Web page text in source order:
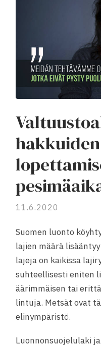
hakkuiden
11.6.2020
Suomen luonto
lajien määrä
lajeja on kaikissa
suhteellisesti eniten
äärimmäisen tai
lintuja. Metsät ovat
elinympäristö.
Luonnonsuojelulaki